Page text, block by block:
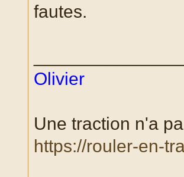
fautes.
Olivier
Une traction n'a
https://rouler-en-